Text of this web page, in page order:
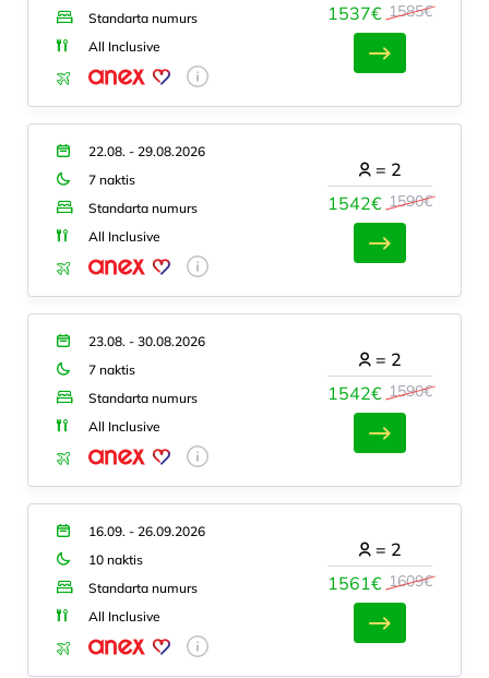
Standarta numurs
All Inclusive
1537€ 1585€
22.08. - 29.08.2026
7 naktis
Standarta numurs
All Inclusive
1542€ 1590€
= 2
23.08. - 30.08.2026
7 naktis
Standarta numurs
All Inclusive
1542€ 1590€
= 2
16.09. - 26.09.2026
10 naktis
Standarta numurs
All Inclusive
1561€ 1609€
= 2